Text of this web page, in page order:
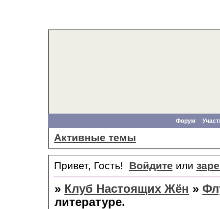
Форум
Активные темы
Привет, Гость! Войдите или
» Клуб Настоящих Жён »
литературе.